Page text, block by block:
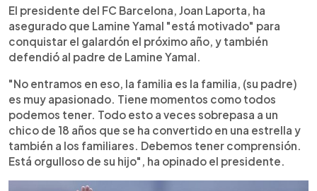
El presidente del FC Barcelona, Joan Laporta, ha
asegurado que Lamine Yamal "está motivado" para
conquistar el galardón el próximo año, y también
defendió al padre de Lamine Yamal.
"No entramos en eso, la familia es la familia, (su padre)
es muy apasionado. Tiene momentos como todos
podemos tener. Todo esto a veces sobrepasa a un
chico de 18 años que se ha convertido en una estrella y
también a los familiares. Debemos tener comprensión.
Está orgulloso de su hijo", ha opinado el presidente.